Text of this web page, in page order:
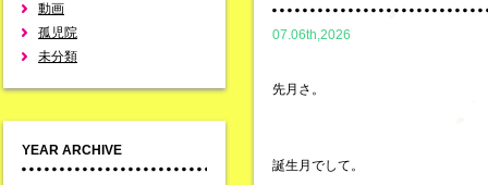
動画
孤児院
未分類
YEAR ARCHIVE
07.06th,2026
先月さ。
誕生月でして。